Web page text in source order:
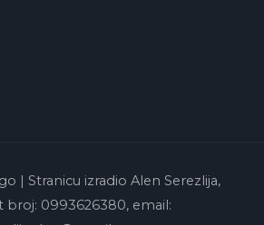
| Stranicu izradio Alen Serezlija,
broj: 0993626380, email: